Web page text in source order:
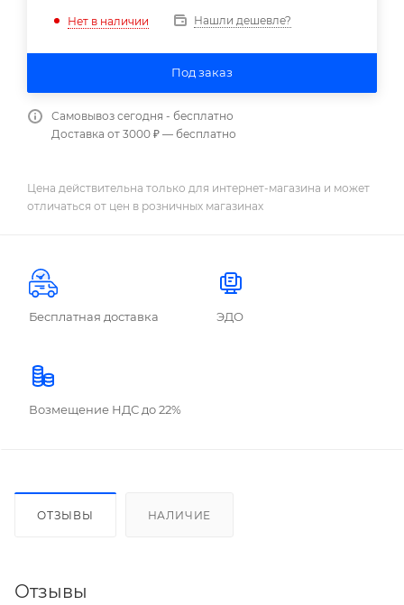
Нет в наличии Нашли дешевле?
Под заказ
Самовывоз сегодня - бесплатно
Доставка от 3000 ₽ — бесплатно
Цена действительна только для интернет-магазина и может
отличаться от цен в розничных магазинах
Бесплатная доставка ЭДО
Возмещение НДС до 22%
ОТЗЫВЫ НАЛИЧИЕ
Отзывы